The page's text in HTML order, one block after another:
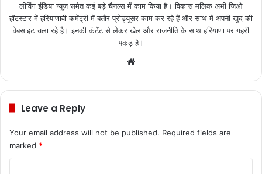
लीविंग इंडिया न्यूज़ समेत कई बड़े चैनल्स में काम किया है। विकास मलिक अभी जिओ
हॉटस्टार में हरियाणावी कमेंट्री में बतौर प्रोड्यूसर काम कर रहे हैं और साथ में अपनी खुद की
वेबसाइट चला रहे है। इनकी कंटेंट से लेकर खेल और राजनीति के साथ हरियाणा पर गहरी
पकड़ है।
te
Leave a Reply
Your email address will not be published. Required fields are
marked *